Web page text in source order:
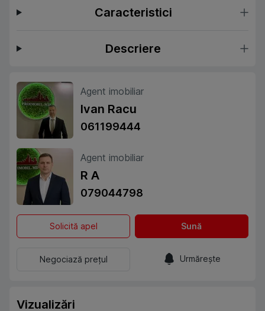
Caracteristici
Descriere
Agent imobiliar
Ivan Racu
061199444
Agent imobiliar
R A
079044798
Solicită apel Sună
Negociază prețul Urmărește
Vizualizări